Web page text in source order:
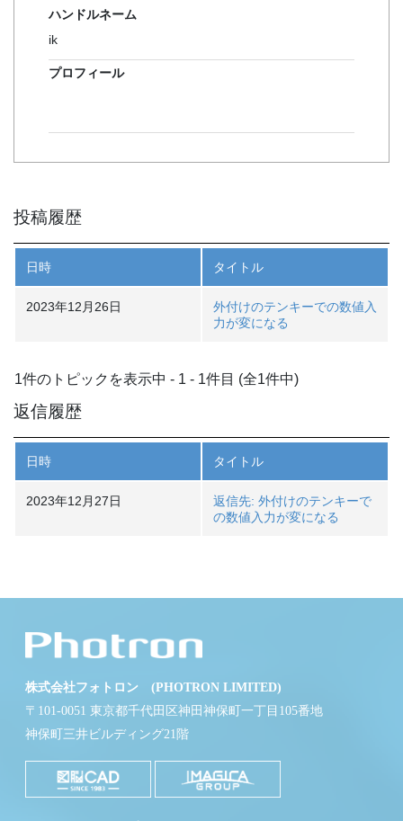
ハンドルネーム
ik
プロフィール
投稿履歴
日時 タイトル
2023年12月26日
外付けのテンキーでの数値入
力が変になる
1件のトピックを表示中 - 1 - 1件目 (全1件中)
返信履歴
日時 タイトル
2023年12月27日
返信先: 外付けのテンキーで
の数値入力が変になる
株式会社フォトロン (PHOTRON LIMITED)
〒101-0051 東京都千代田区神田神保町一丁目105番地
神保町三井ビルディング21階